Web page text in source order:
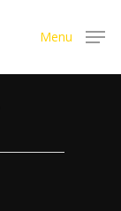
Menu